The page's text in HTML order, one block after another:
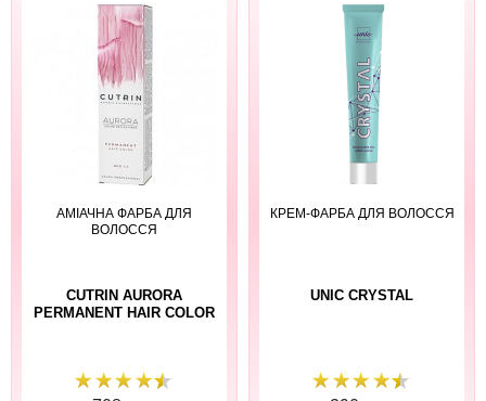
АМІАЧНА ФАРБА ДЛЯ
ВОЛОССЯ
CUTRIN AURORA
PERMANENT HAIR COLOR
КРЕМ-ФАРБА ДЛЯ ВОЛОССЯ
UNIC CRYSTAL